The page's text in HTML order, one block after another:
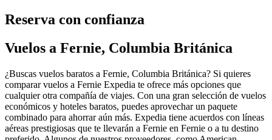
Reserva con confianza
Vuelos a Fernie, Columbia Británica
¿Buscas vuelos baratos a Fernie, Columbia Británica? Si quieres
comparar vuelos a Fernie Expedia te ofrece más opciones que
cualquier otra compañía de viajes. Con una gran selección de vuelos
económicos y hoteles baratos, puedes aprovechar un paquete
combinado para ahorrar aún más. Expedia tiene acuerdos con líneas
aéreas prestigiosas que te llevarán a Fernie en Fernie o a tu destino